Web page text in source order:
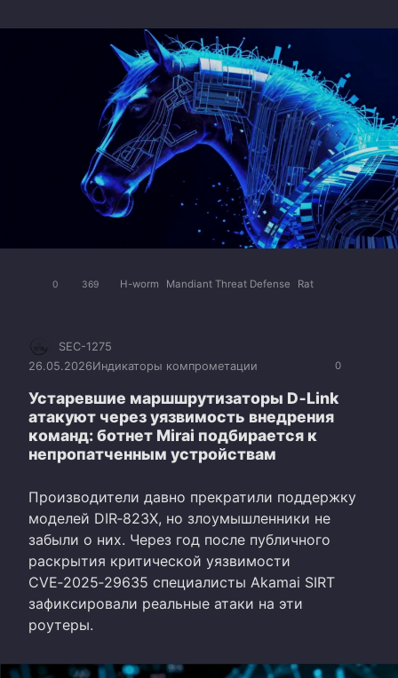
0 369 H-worm Mandiant Threat Defense Rat
0
SEC-1275
26.05.2026Индикаторы компрометации
Устаревшие маршшрутизаторы D‑Link
атакуют через уязвимость внедрения
команд: ботнет Mirai подбирается к
непропатченным устройствам
Производители давно прекратили поддержку
моделей DIR‑823X, но злоумышленники не
забыли о них. Через год после публичного
раскрытия критической уязвимости
CVE‑2025‑29635 специалисты Akamai SIRT
зафиксировали реальные атаки на эти
роутеры.